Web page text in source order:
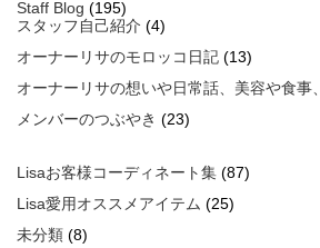
Staff Blog (195)
スタッフ自己紹介 (4)
オーナーリサのモロッコ日記 (13)
オーナーリサの想いや日常話、美容や食事、
メンバーのつぶやき (23)
Lisaお客様コーディネート集 (87)
Lisa愛用オススメアイテム (25)
未分類 (8)